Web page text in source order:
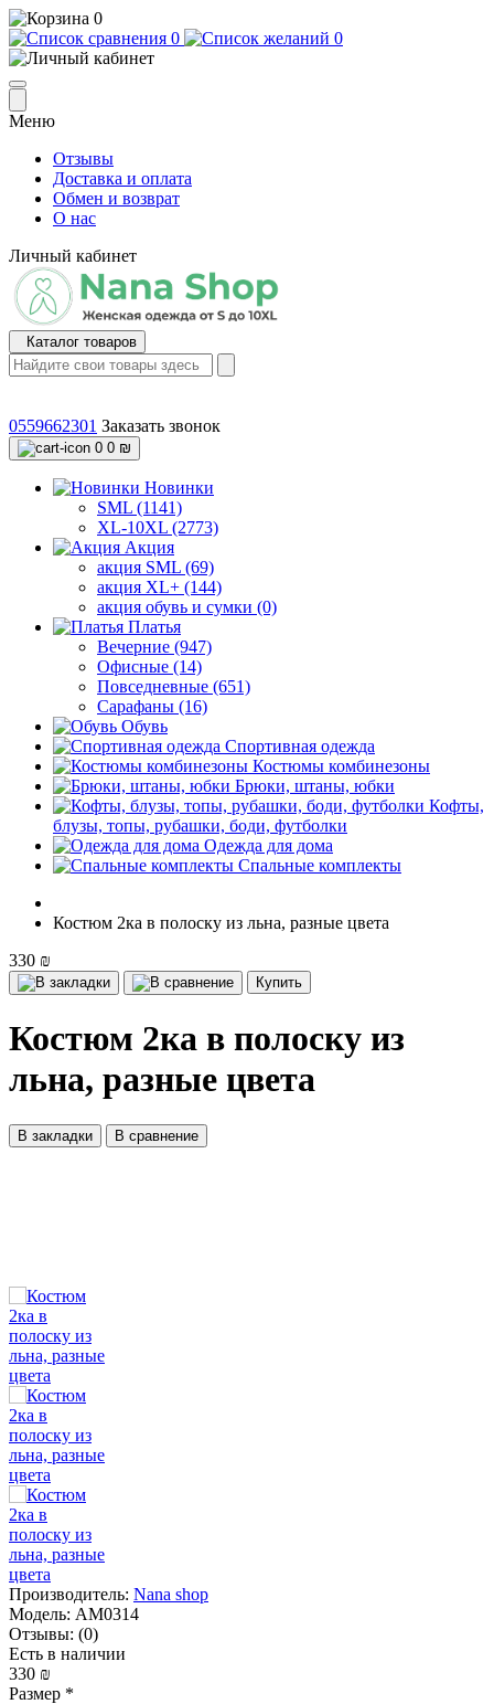
0
0
0
Меню
Отзывы
Доставка и оплата
Обмен и возврат
О нас
Личный кабинет
Каталог товаров
0559662301 Заказать звонок
0 0 ₪
Новинки
SML (1141)
XL-10XL (2773)
Акция
акция SML (69)
акция XL+ (144)
акция обувь и сумки (0)
Платья
Вечерние (947)
Офисные (14)
Повседневные (651)
Сарафаны (16)
Обувь
Спортивная одежда
Костюмы комбинезоны
Брюки, штаны, юбки
Кофты,
блузы, топы, рубашки, боди, футболки
Одежда для дома
Спальные комплекты
Костюм 2ка в полоску из льна, разные цвета
330 ₪
Купить
Костюм 2ка в полоску из
льна, разные цвета
В закладки В сравнение
Производитель: Nana shop
Модель: AM0314
Отзывы: (0)
Есть в наличии
330 ₪
Размер *